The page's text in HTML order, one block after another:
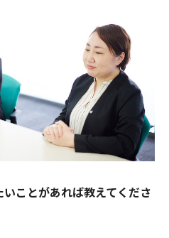
ことがあれば教えてくださ